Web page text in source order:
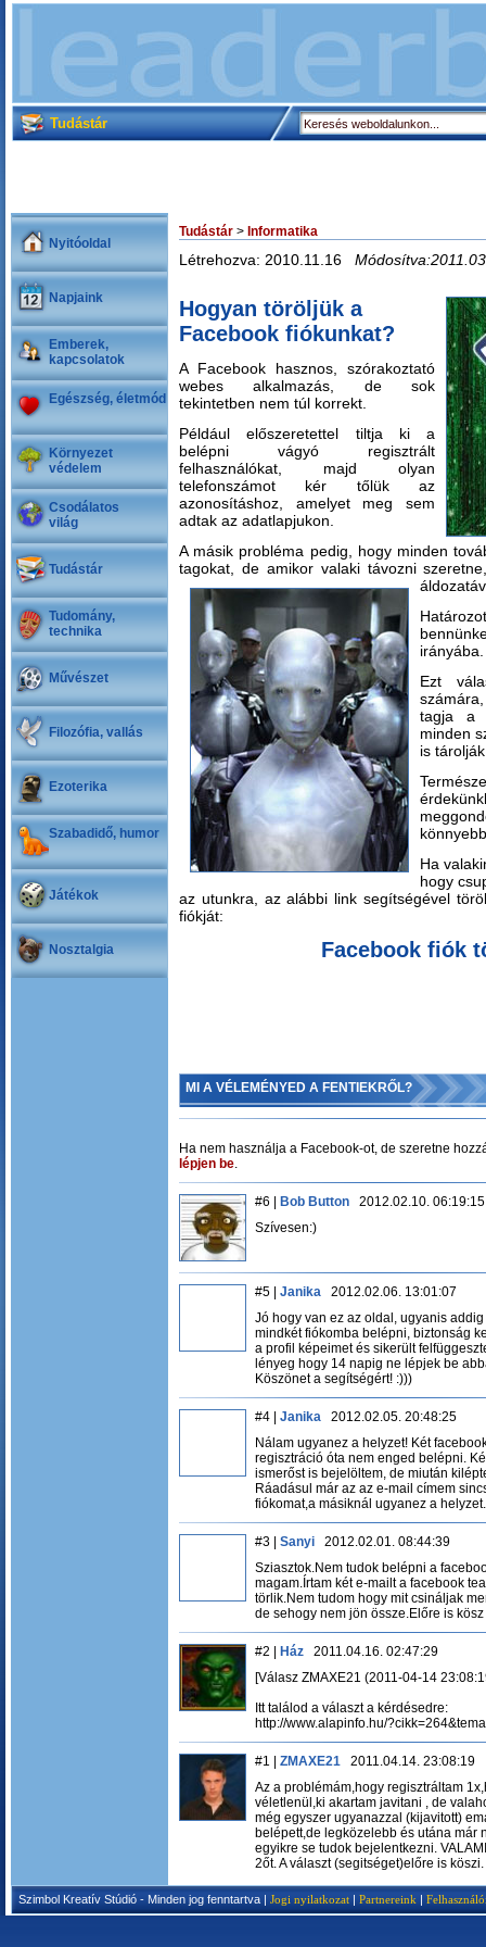
Tudástár
Nyitóoldal
Napjaink
Emberek,
kapcsolatok
Egészség, életmód
Környezet
védelem
Csodálatos
világ
Tudástár
Tudomány,
technika
Művészet
Filozófia, vallás
Ezoterika
Szabadidő, humor
Játékok
Nosztalgia
Tudástár > Informatika
Létrehozva: 2010.11.16
Hogyan töröljük a
Facebook fiókunkat?
A Facebook hasznos, szórakoztató
webes alkalmazás, de sok
tekintetben nem túl korrekt.
Például előszeretettel tiltja ki a
belépni vágyó regisztrált
felhasználókat, majd olyan
telefonszámot kér tőlük az
azonosításhoz, amelyet meg sem
adtak az adatlapjukon.
A másik probléma pedig, hogy minden
tagokat, de amikor valaki távozni
irányába.
Ezt
tagja a
minden
is
Ha
hogy
az utunkra, az alábbi link segítségével
fiókját:
Facebook fiók
MI A VÉLEMÉNYED A FENTIEKRŐL?
Ha nem használja a Facebook-ot, de szeretne
lépjen be.
#6 | Bob Button 2012.02.10. 06:19:15
Szívesen:)
#5 | Janika 2012.02.06. 13:01:07
Jó hogy van ez az oldal, ugyanis
mindkét fiókomba belépni, biztonság
a profil képeimet és sikerült
lényeg hogy 14 napig ne lépjek be
Köszönet a segítségért! :)))
#4 | Janika 2012.02.05. 20:48:25
Nálam ugyanez a helyzet! Két
regisztráció óta nem enged belépni.
ismerőst is bejelöltem, de miután
Ráadásul már az az e-mail címem
fiókomat,a másiknál ugyanez a helyzet.
#3 | Sanyi 2012.02.01. 08:44:39
Sziasztok.Nem tudok belépni a
magam.Írtam két e-mailt a facebook
törlik.Nem tudom hogy mit csináljak
de sehogy nem jön össze.Előre is
#2 | Ház 2011.04.16. 02:47:29
[Válasz ZMAXE21 (2011-04-14
Itt találod a választ a kérdésedre:
http://www.alapinfo.hu/
#1 | ZMAXE21 2011.04.14. 23:08:19
Az a problémám,hogy regisztráltam
véletlenül,ki akartam javitani , de
még egyszer ugyanazzal (kijavitott)
belépett,de legközelebb és utána már
egyikre se tudok bejelentkezni.
2őt. A választ (segitséget)előre is köszi.
Szimbol Kreatív Stúdió - Minden jog fenntartva | Jogi nyilatkozat | Partnereink |